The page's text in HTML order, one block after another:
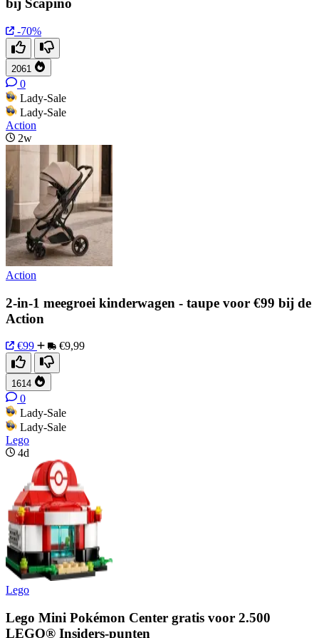
bij Scapino
-70%
2061
0
Lady-Sale
Lady-Sale
Action
2w
Action
2-in-1 meegroei kinderwagen - taupe voor €99 bij de
Action
€99 €9,99
1614
0
Lady-Sale
Lady-Sale
Lego
4d
Lego
Lego Mini Pokémon Center gratis voor 2.500
LEGO® Insiders-punten